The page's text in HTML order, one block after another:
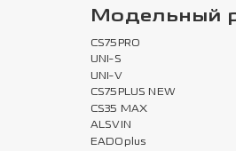
Модельный
CS75PRO
UNI-S
UNI-V
CS75PLUS NEW
CS35 MAX
ALSVIN
EADOplus